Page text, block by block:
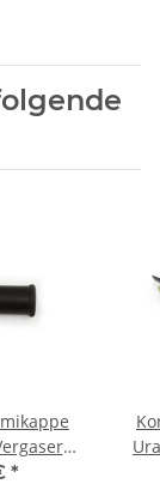
M72.
*